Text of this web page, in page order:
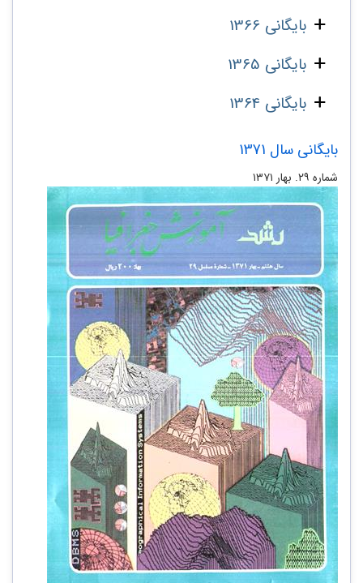
بایگانی 1366
بایگانی 1365
بایگانی 1364
بایگانی سال 1371
شماره ۲۹. بهار ۱۳۷۱